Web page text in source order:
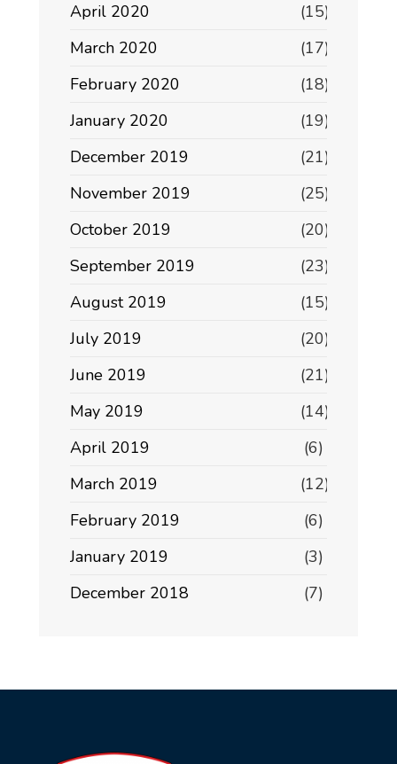
April 2020
(15)
March 2020
(17)
February 2020
(18)
January 2020
(19)
December 2019
(21)
November 2019
(25)
October 2019
(20)
September 2019
(23)
August 2019
(15)
July 2019
(20)
June 2019
(21)
May 2019
(14)
April 2019
(6)
March 2019
(12)
February 2019
(6)
January 2019
(3)
December 2018
(7)